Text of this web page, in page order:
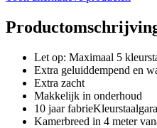
Let op: Maximaal 5
Extra geluiddempend en
Extra zacht
Makkelijk in onderhoud
10 jaar
Kamerbreed in 4 meter